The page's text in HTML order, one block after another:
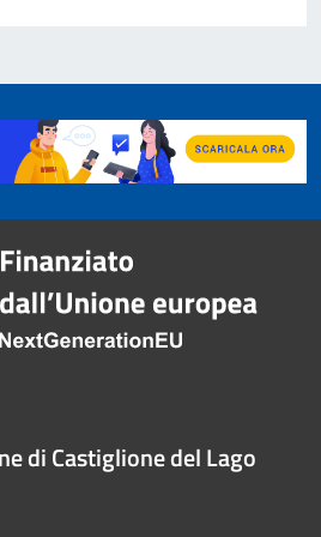
di Castiglione del Lago